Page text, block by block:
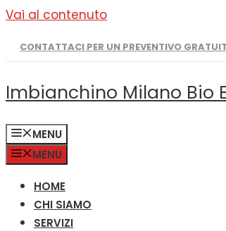
Vai al contenuto
CONTATTACI PER UN PREVENTIVO
Imbianchino Milano Bio
MENU
MENU
HOME
CHI SIAMO
SERVIZI